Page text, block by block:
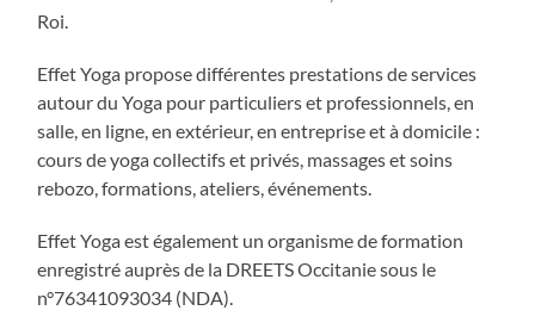
Roi.
Effet Yoga propose différentes prestations de services
autour du Yoga pour particuliers et professionnels, en
salle, en ligne, en extérieur, en entreprise et à domicile :
cours de yoga collectifs et privés, massages et soins
rebozo, formations, ateliers, événements.
Effet Yoga est également un organisme de formation
enregistré auprès de la DREETS Occitanie sous le
n°76341093034 (NDA).